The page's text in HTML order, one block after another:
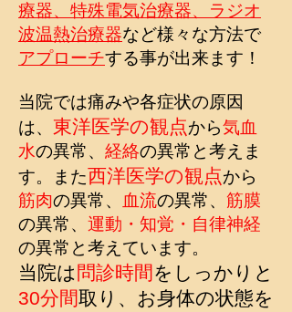
療器、特殊電気治療器、ラジオ
波温熱治療器など様々な方法で
アプローチする事が出来ます！
当院では痛みや各症状の原因
は、 東洋医学の観点から気血
水の異常、 経絡の異常と考えま
す。また西洋医学の観点から
筋肉の異常、 血流の異常、 筋膜
の異常、 運動・知覚・自律神経
の異常と考えています。
当院は 問診時間 をしっかりと
30分間取り、お身体の状態を